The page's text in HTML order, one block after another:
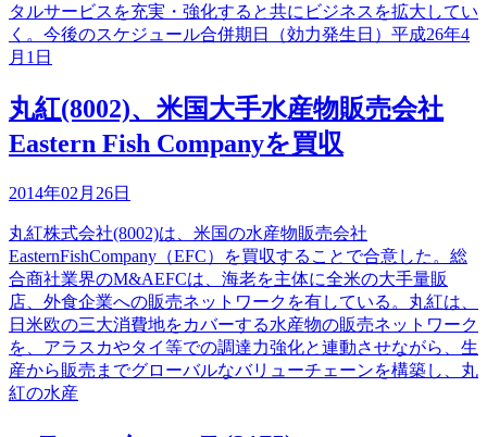
タルサービスを充実・強化すると共にビジネスを拡大してい
く。今後のスケジュール合併期日（効力発生日）平成26年4
月1日
丸紅(8002)、米国大手水産物販売会社
Eastern Fish Companyを買収
2014年02月26日
丸紅株式会社(8002)は、米国の水産物販売会社
EasternFishCompany（EFC）を買収することで合意した。総
合商社業界のM&AEFCは、海老を主体に全米の大手量販
店、外食企業への販売ネットワークを有している。丸紅は、
日米欧の三大消費地をカバーする水産物の販売ネットワーク
を、アラスカやタイ等での調達力強化と連動させながら、生
産から販売までグローバルなバリューチェーンを構築し、丸
紅の水産